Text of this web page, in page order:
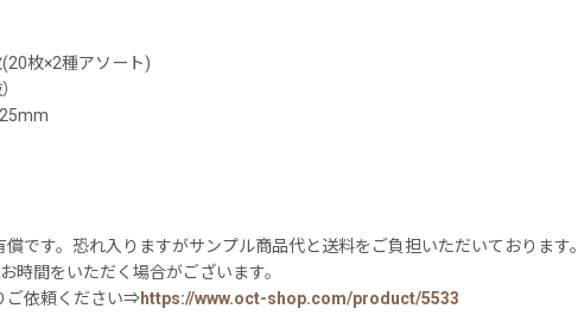
(20枚×2種アソート)
です。恐れ入りますがサンプル商品代と送料をご負担いただいております。
時間をいただく場合がございます。
ご依頼ください⇒https://www.oct-shop.com/product/5533